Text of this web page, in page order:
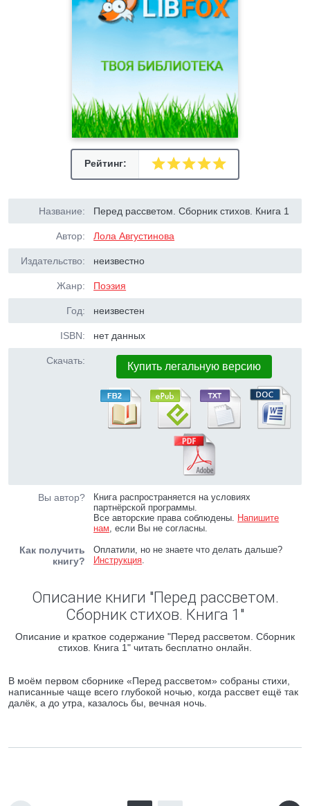
Рейтинг:
Название: Перед рассветом. Сборник стихов. Книга 1
Автор: Лола Августинова
Издательство: неизвестно
Жанр: Поэзия
Год: неизвестен
ISBN: нет данных
Скачать: Купить легальную версию
Вы автор?
Книга распространяется на условиях
партнёрской программы.
Все авторские права соблюдены. Напишите
нам, если Вы не согласны.
Как получить
книгу?
Оплатили, но не знаете что делать дальше?
Инструкция.
Описание книги "Перед рассветом.
Сборник стихов. Книга 1"
Описание и краткое содержание "Перед рассветом. Сборник
стихов. Книга 1" читать бесплатно онлайн.
В моём первом сборнике «Перед рассветом» собраны стихи,
написанные чаще всего глубокой ночью, когда рассвет ещё так
далёк, а до утра, казалось бы, вечная ночь.